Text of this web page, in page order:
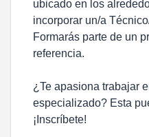
ubicado en los
incorporar un/a
Formarás parte de un
referencia.
¿Te apasiona trabajar
especializado? Esta
¡Inscríbete!